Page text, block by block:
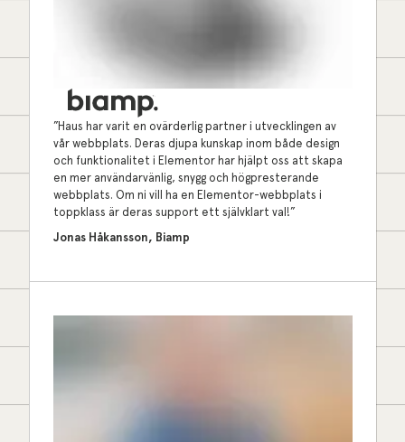
”Haus har varit en ovärderlig partner i utvecklingen av
vår webbplats. Deras djupa kunskap inom både design
och funktionalitet i Elementor har hjälpt oss att skapa
en mer användarvänlig, snygg och högpresterande
webbplats. Om ni vill ha en Elementor-webbplats i
toppklass är deras support ett självklart val!”
Jonas Håkansson, Biamp